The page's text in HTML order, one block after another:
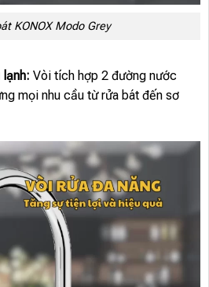
KONOX Modo Grey
lạnh: Vòi tích hợp 2 đường nước
mọi nhu cầu từ rửa bát đến sơ